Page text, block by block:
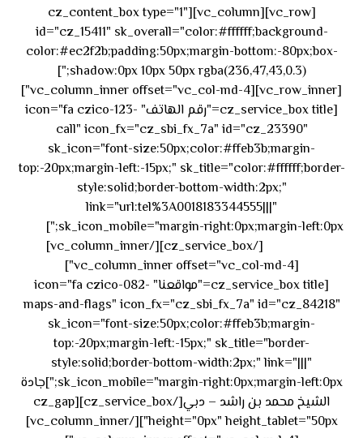
[vc_row][vc_column][cz_content_box type="1"
id="cz_15411" sk_overall="color:#ffffff;background-
color:#ec2f2b;padding:50px;margin-bottom:-80px;box-
shadow:0px 10px 50px rgba(236,47,43,0.3);"]
[vc_row_inner][vc_column_inner offset="vc_col-md-4"]
[cz_service_box title="رقم الهاتف" icon="fa czico-123-
call" icon_fx="cz_sbi_fx_7a" id="cz_23390"
sk_icon="font-size:50px;color:#ffeb3b;margin-
top:-20px;margin-left:-15px;" sk_title="color:#ffffff;border-
style:solid;border-bottom-width:2px;"
link="url:tel%3A0018183344555|||"
sk_icon_mobile="margin-right:0px;margin-left:0px;"]
[/cz_service_box][/vc_column_inner]
[vc_column_inner offset="vc_col-md-4"]
[cz_service_box title="مواقعنا" icon="fa czico-082-
maps-and-flags" icon_fx="cz_sbi_fx_7a" id="cz_84218"
sk_icon="font-size:50px;color:#ffeb3b;margin-
top:-20px;margin-left:-15px;" sk_title="border-
style:solid;border-bottom-width:2px;" link="|||"
sk_icon_mobile="margin-right:0px;margin-left:0px;"]جادة
الشيخ محمد بن راشد – دبي[/cz_service_box][cz_gap
height="0px" height_tablet="50px"][/vc_column_inner]